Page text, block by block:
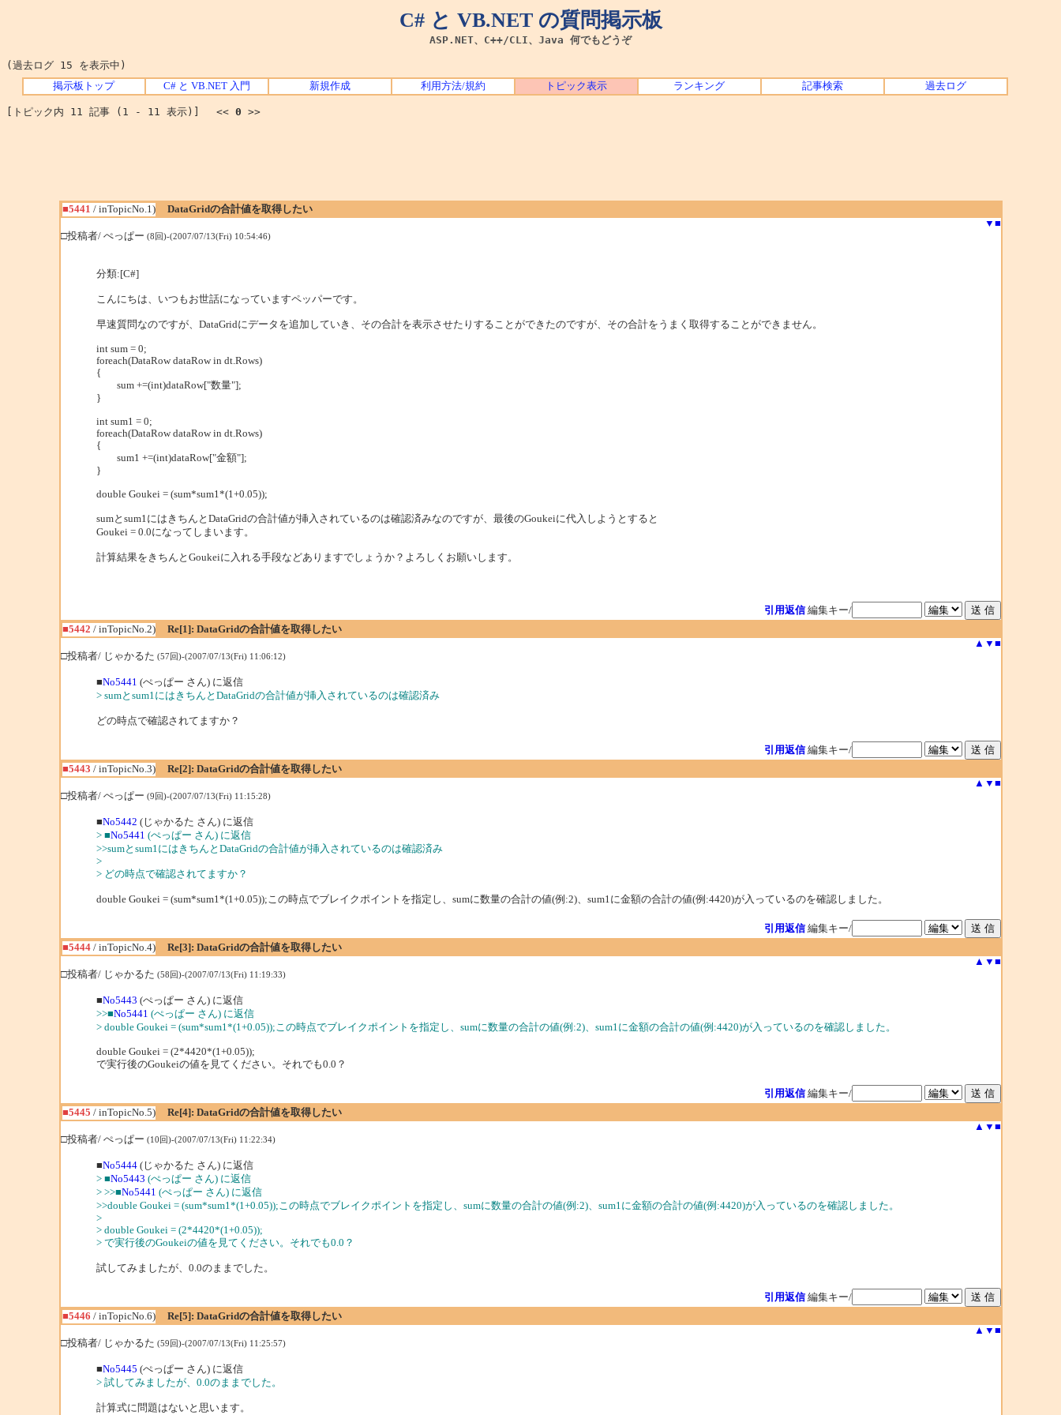
C# と VB.NET の質問掲示板
ASP.NET、C++/CLI、Java 何でもどうぞ
(過去ログ 15 を表示中)
掲示板トップ C# と VB.NET 入門 新規作成 利用方法/規約 トピック表示 ランキング 記事検索 過去ログ
[トピック内 11 記事 (1 - 11 表示)] << 0 >>
■5441 / inTopicNo.1)
DataGridの合計値を取得したい
▼ ■
□投稿者/ ぺっぱー (8回)-(2007/07/13(Fri) 10:54:46)
分類:[C#]
こんにちは、いつもお世話になっていますペッパーです。
早速質問なのですが、DataGridにデータを追加していき、その合計を表示させたりすることができたのですが、その合計をうまく取得することができません。
int sum = 0;
foreach(DataRow dataRow in dt.Rows)
{
sum +=(int)dataRow["数量"];
}
int sum1 = 0;
foreach(DataRow dataRow in dt.Rows)
{
sum1 +=(int)dataRow["金額"];
}
double Goukei = (sum*sum1*(1+0.05));
sumとsum1にはきちんとDataGridの合計値が挿入されているのは確認済みなのですが、最後のGoukeiに代入しようとすると
Goukei = 0.0になってしまいます。
計算結果をきちんとGoukeiに入れる手段などありますでしょうか？よろしくお願いします。
引用返信 編集キー/
■5442 / inTopicNo.2)
Re[1]: DataGridの合計値を取得したい
▲ ▼ ■
□投稿者/ じゃかるた (57回)-(2007/07/13(Fri) 11:06:12)
■No5441 (ぺっぱー さん) に返信
> sumとsum1にはきちんとDataGridの合計値が挿入されているのは確認済み
どの時点で確認されてますか？
引用返信 編集キー/
■5443 / inTopicNo.3)
Re[2]: DataGridの合計値を取得したい
▲ ▼ ■
□投稿者/ ぺっぱー (9回)-(2007/07/13(Fri) 11:15:28)
■No5442 (じゃかるた さん) に返信
> ■No5441 (ぺっぱー さん) に返信
>>sumとsum1にはきちんとDataGridの合計値が挿入されているのは確認済み
>
> どの時点で確認されてますか？
double Goukei = (sum*sum1*(1+0.05));この時点でブレイクポイントを指定し、sumに数量の合計の値(例:2)、sum1に金額の合計の値(例:4420)が入っているのを確認しました。
引用返信 編集キー/
■5444/ inTopicNo.4)
Re[3]: DataGridの合計値を取得したい
▲ ▼ ■
□投稿者/ じゃかるた (58回)-(2007/07/13(Fri) 11:19:33)
■No5443 (ぺっぱー さん) に返信
>>■No5441 (ぺっぱー さん) に返信
> double Goukei = (sum*sum1*(1+0.05));この時点でブレイクポイントを指定し、sumに数量の合計の値(例:2)、sum1に金額の合計の値(例:4420)が入っているのを確認しました。
double Goukei = (2*4420*(1+0.05));
で実行後のGoukeiの値を見てください。それでも0.0？
引用返信 編集キー/
■5445 / inTopicNo.5)
Re[4]: DataGridの合計値を取得したい
▲ ▼ ■
□投稿者/ ぺっぱー (10回)-(2007/07/13(Fri) 11:22:34)
■No5444(じゃかるた さん) に返信
> ■No5443 (ぺっぱー さん) に返信
> >>■No5441 (ぺっぱー さん) に返信
>>double Goukei = (sum*sum1*(1+0.05));この時点でブレイクポイントを指定し、sumに数量の合計の値(例:2)、sum1に金額の合計の値(例:4420)が入っているのを確認しました。
>
> double Goukei = (2*4420*(1+0.05));
> で実行後のGoukeiの値を見てください。それでも0.0？
試してみましたが、0.0のままでした。
引用返信 編集キー/
■5446 / inTopicNo.6)
Re[5]: DataGridの合計値を取得したい
▲ ▼ ■
□投稿者/ じゃかるた (59回)-(2007/07/13(Fri) 11:25:57)
■No5445 (ぺっぱー さん) に返信
> 試してみましたが、0.0のままでした。
計算式に問題はないと思います。